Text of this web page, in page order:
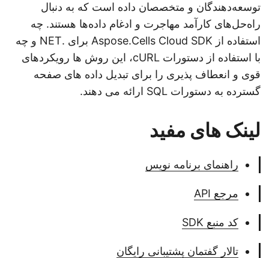
توسعه‌دهندگان و متخصصان داده است که به دنبال
راه‌حل‌های کارآمد مهاجرت و ادغام داده‌ها هستند. چه
استفاده از Aspose.Cells Cloud SDK برای .NET و چه
با استفاده از دستورات cURL، این روش ها رویکردهای
قوی و انعطاف پذیری را برای تبدیل داده های صفحه
گسترده به دستورات SQL ارائه می دهند.
لینک های مفید
راهنمای برنامه نویس
مرجع API
کد منبع SDK
تالار گفتمان پشتیبانی رایگان